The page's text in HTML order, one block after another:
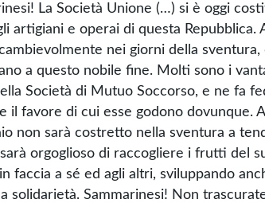
La Società Unione (…) si è oggi
artigiani e operai di questa Repubblica.
nei giorni della
a questo nobile fine. Molti sono i
Società di Mutuo Soccorso, e ne fa
il favore di cui esse godono dovunque.
non sarà costretto nella sventura a
orgoglioso di raccogliere i frutti del
faccia a sé ed agli altri, sviluppando
solidarietà. Sammarinesi! Non